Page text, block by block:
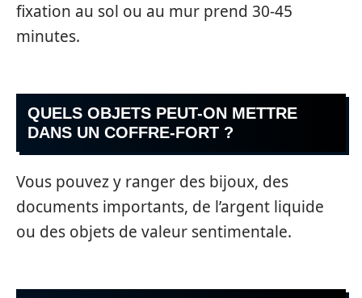
fixation au sol ou au mur prend 30-45
minutes.
QUELS OBJETS PEUT-ON METTRE
DANS UN COFFRE-FORT ?
Vous pouvez y ranger des bijoux, des
documents importants, de l’argent liquide
ou des objets de valeur sentimentale.